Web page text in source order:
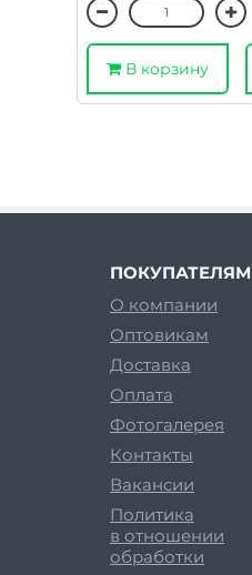
В корзину
ПОКУПАТЕЛЯМ
О компании
Оптовикам
Доставка
Оплата
Фотогалерея
Контакты
Вакансии
Политика
в отношении
обработки